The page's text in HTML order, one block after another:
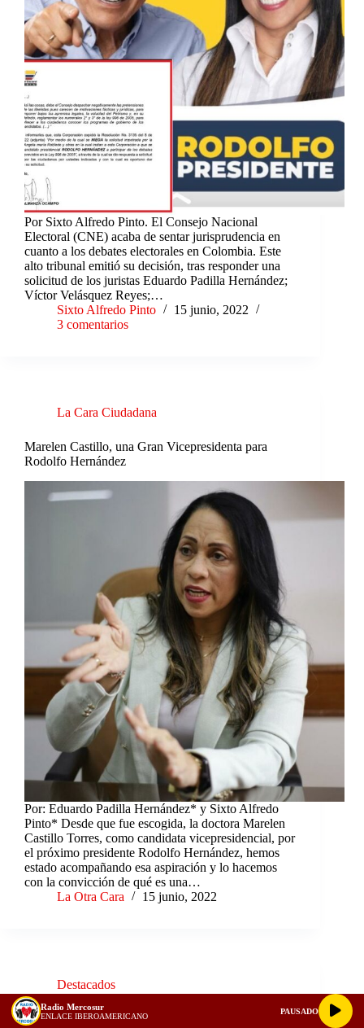
Por Sixto Alfredo Pinto. El Consejo Nacional
Electoral (CNE) acaba de sentar jurisprudencia en
cuanto a los debates electorales en Colombia. Este
alto tribunal emitió su decisión, tras responder una
solicitud de los juristas Eduardo Padilla Hernández;
Víctor Velásquez Reyes;…
Sixto Alfredo Pinto
15 junio, 2022
3 comentarios
La Cara Ciudadana
Marelen Castillo, una Gran Vicepresidenta para
Rodolfo Hernández
Por: Eduardo Padilla Hernández* y Sixto Alfredo
Pinto* Desde que fue escogida, la doctora Marelen
Castillo Torres, como candidata vicepresidencial, por
el próximo presidente Rodolfo Hernández, hemos
estado acompañando esa aspiración y lo hacemos
con la convicción de qué es una…
La Otra Cara
15 junio, 2022
Destacados
Los delitos de la Concesión Veolia en los Servicios
Radio Mercosur
ENLACE IBEROAMERICANO
PAUSADO